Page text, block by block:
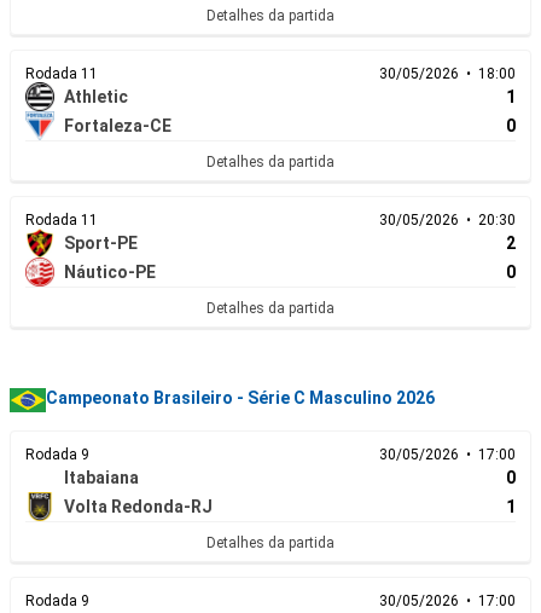
Detalhes da partida
Rodada 11 30/05/2026 • 18:00
Athletic
1
Fortaleza-CE
0
Detalhes da partida
Rodada 11 30/05/2026 • 20:30
Sport-PE
2
Náutico-PE
0
Detalhes da partida
Campeonato Brasileiro - Série C Masculino 2026
Rodada 9 30/05/2026 • 17:00
Itabaiana
0
Volta Redonda-RJ
1
Detalhes da partida
Rodada 9 30/05/2026 • 17:00